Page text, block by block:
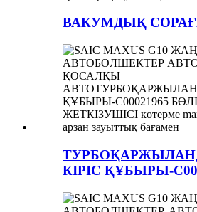
ВАКУМДЫҚ
КІРІС ҚҰБЫРЫ-